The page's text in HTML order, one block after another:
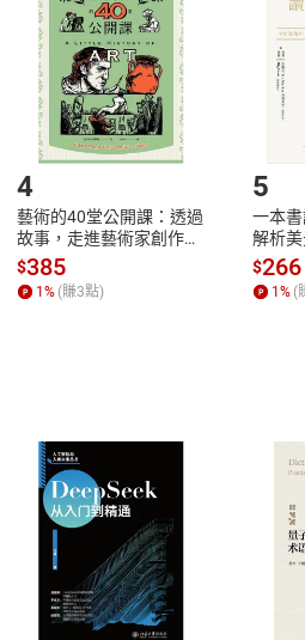
貨。
號，下載書籍後看書
客服資訊
服務時間：週一到週五
4
藝術的40堂公開課：透過
故事，走進藝術家創作現
場，看藝術如何誕生、如
何形塑人類生活【電子
書】
$385
1% (賺3點)
5
一本
解析美
全球經
【電
$266
1% (